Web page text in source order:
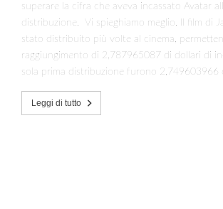
superare la cifra che aveva incassato Avatar
distribuzione. Vi spieghiamo meglio. Il film di
stato distribuito più volte al cinema,
raggiungimento di 2,787965087 di dollari di
sola prima distribuzione furono 2,749603966
Leggi di tutto